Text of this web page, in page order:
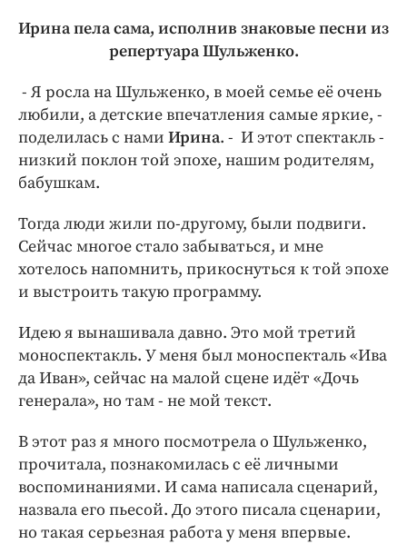
Ирина пела сама, исполнив знаковые песни из
репертуара Шульженко.
- Я росла на Шульженко, в моей семье её очень
любили, а детские впечатления самые яркие, -
поделилась с нами Ирина. - И этот спектакль -
низкий поклон той эпохе, нашим родителям,
бабушкам.
Тогда люди жили по-другому, были подвиги.
Сейчас многое стало забываться, и мне
хотелось напомнить, прикоснуться к той эпохе
и выстроить такую программу.
Идею я вынашивала давно. Это мой третий
моноспектакль. У меня был моноспекталь «Ива
да Иван», сейчас на малой сцене идёт «Дочь
генерала», но там - не мой текст.
В этот раз я много посмотрела о Шульженко,
прочитала, познакомилась с её личными
воспоминаниями. И сама написала сценарий,
назвала его пьесой. До этого писала сценарии,
но такая серьезная работа у меня впервые.